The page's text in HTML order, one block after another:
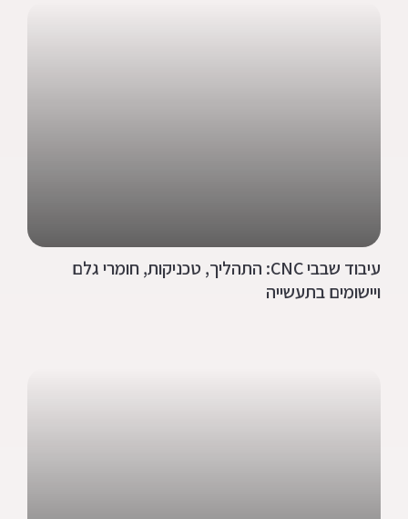
עיבוד שבבי CNC: התהליך, טכניקות, חומרי גלם
ויישומים בתעשייה